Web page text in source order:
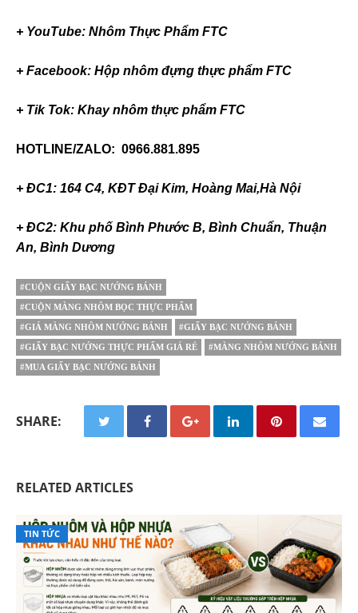
+ YouTube: Nhôm Thực Phẩm FTC
+ Facebook: Hộp nhôm đựng thực phẩm FTC
+ Tik Tok: Khay nhôm thực phẩm FTC
HOTLINE/ZALO: 0966.881.895
+ ĐC1: 164 C4, KĐT Đại Kim, Hoàng Mai,Hà Nội
+ ĐC2: Khu phố Bình Phước B, Bình Chuẩn, Thuận
An, Bình Dương
#CUỘN GIẤY BẠC NƯỚNG BÁNH
#CUỘN MÀNG NHÔM BỌC THỰC PHẨM
#GIÁ MÀNG NHÔM NƯỚNG BÁNH #GIẤY BẠC NƯỚNG BÁNH
#GIẤY BẠC NƯỚNG THỰC PHẨM GIÁ RẺ #MÀNG NHÔM NƯỚNG BÁNH
#MUA GIẤY BẠC NƯỚNG BÁNH
SHARE:
RELATED ARTICLES
TIN TỨC